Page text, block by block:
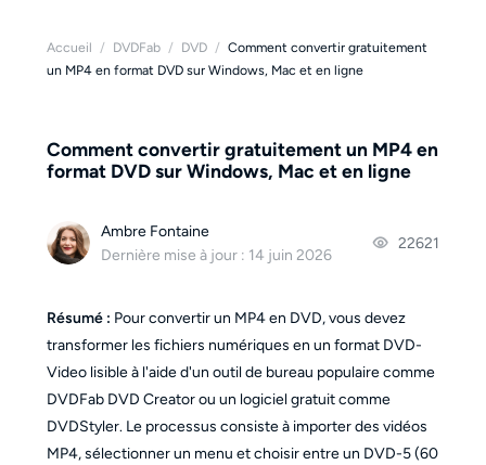
Accueil / DVDFab / DVD / Comment convertir gratuitement
un MP4 en format DVD sur Windows, Mac et en ligne
Comment convertir gratuitement un MP4 en
format DVD sur Windows, Mac et en ligne
Ambre Fontaine
Dernière mise à jour : 14 juin 2026
22621
Résumé : Pour convertir un MP4 en DVD, vous devez
transformer les fichiers numériques en un format DVD-
Video lisible à l'aide d'un outil de bureau populaire comme
DVDFab DVD Creator ou un logiciel gratuit comme
DVDStyler. Le processus consiste à importer des vidéos
MP4, sélectionner un menu et choisir entre un DVD-5 (60